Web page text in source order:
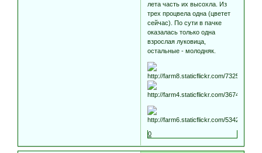
лета часть их высохла. Из
трех процвела одна (цветет
сейчас). По сути в пачке
оказалась только одна
взрослая луковица,
остальные - молодняк.
0